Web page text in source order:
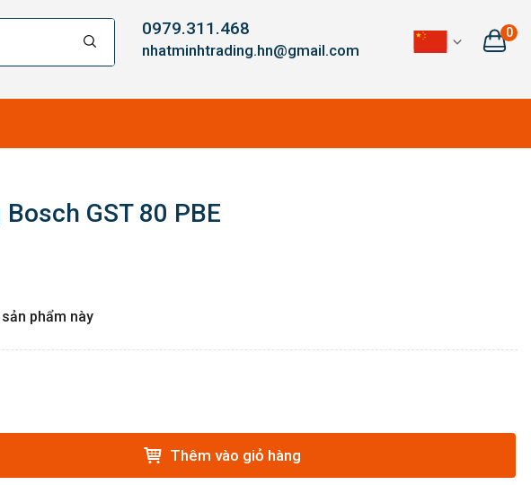
0979.311.468
nhatminhtrading.hn@gmail.com
0
GST 80 PBE
phẩm này
Thêm vào giỏ hàng